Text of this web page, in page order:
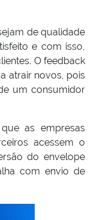
de qualidade
e com isso,
O feedback
atrair novos, pois
um consumidor
as empresas
acessem o
do envelope
com envio de